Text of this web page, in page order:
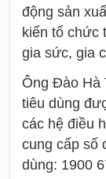
động sản
kiến tổ chức
gia sức, gia
Ông Đào Hà
tiêu dùng
các hệ điều
cung cấp số
dùng: 1900